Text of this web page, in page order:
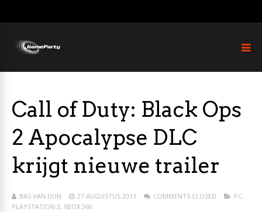
Call of Duty: Black Ops
2 Apocalypse DLC
krijgt nieuwe trailer
BAS VAN DUN 27 AUGUSTUS 2013 COMMENTS CLOSED PC,
PLAYSTATION 3, XBOX 360